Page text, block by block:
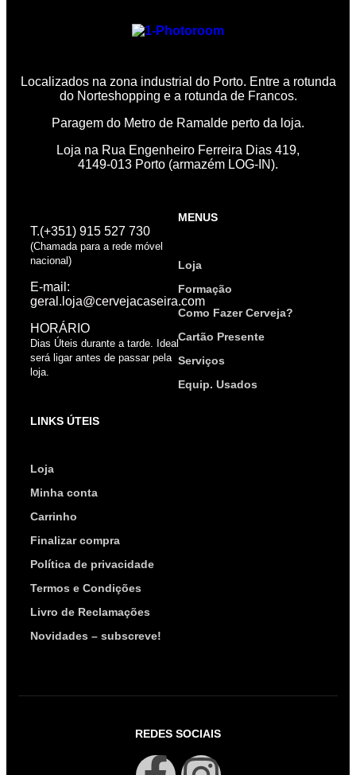
Localizados na zona industrial do Porto. Entre a rotunda
do Norteshopping e a rotunda de Francos.
Paragem do Metro de Ramalde perto da loja.
Loja na Rua Engenheiro Ferreira Dias 419,
4149-013 Porto (armazém LOG-IN).
T.(+351) 915 527 730
(Chamada para a rede móvel
nacional)
E-mail:
geral.loja@cervejacaseira.com
HORÁRIO
Dias Úteis durante a tarde. Ideal
será ligar antes de passar pela
loja.
MENUS
Loja
Formação
Como Fazer Cerveja?
Cartão Presente
Serviços
Equip. Usados
LINKS ÚTEIS
Loja
Minha conta
Carrinho
Finalizar compra
Política de privacidade
Termos e Condições
Livro de Reclamações
Novidades – subscreve!
REDES SOCIAIS